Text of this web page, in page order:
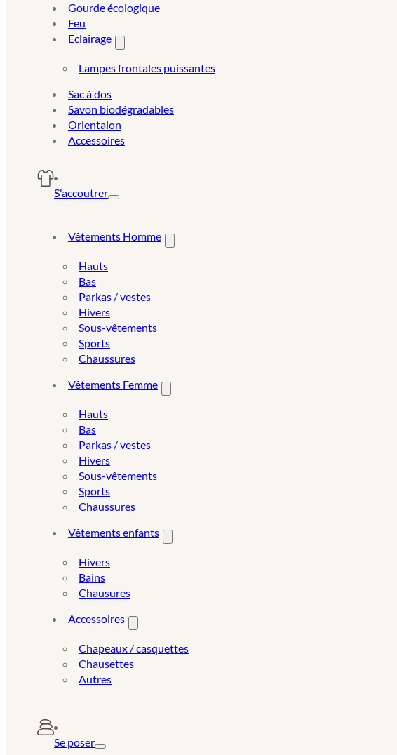
Gourde écologique
Feu
Eclairage
Lampes frontales puissantes
Sac à dos
Savon biodégradables
Orientaion
Accessoires
S'accoutrer
Vêtements Homme
Hauts
Bas
Parkas / vestes
Hivers
Sous-vêtements
Sports
Chaussures
Vêtements Femme
Hauts
Bas
Parkas / vestes
Hivers
Sous-vêtements
Sports
Chaussures
Vêtements enfants
Hivers
Bains
Chausures
Accessoires
Chapeaux / casquettes
Chausettes
Autres
Se poser